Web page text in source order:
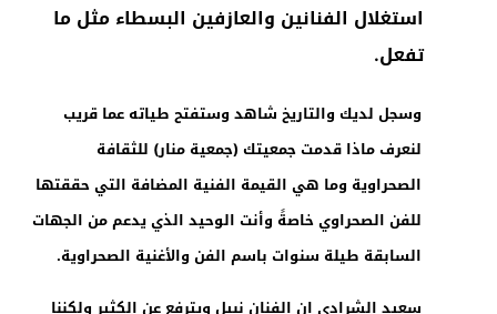
استغلال الفنانين والعازفين البسطاء مثل ما
تفعل.
وسجل لديك والتاريخ شاهد وستفتح طياته عما قريب
لنعرف ماذا قدمت جمعيتك (جمعية منار) للثقافة
الصحراوية وما هي القيمة الفنية المضافة التي حققتها
للفن الصحراوي خاصةً وأنت الوحيد الذي يدعم من الجهات
السابقة طيلة سنوات باسم الفن والأغنية الصحراوية.
سعيد الشرادي إن الفنان نبيل ويترفع عن الكثير ولكننا